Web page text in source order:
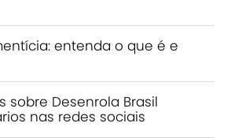
entenda o que é e
sobre Desenrola Brasil
nas redes sociais